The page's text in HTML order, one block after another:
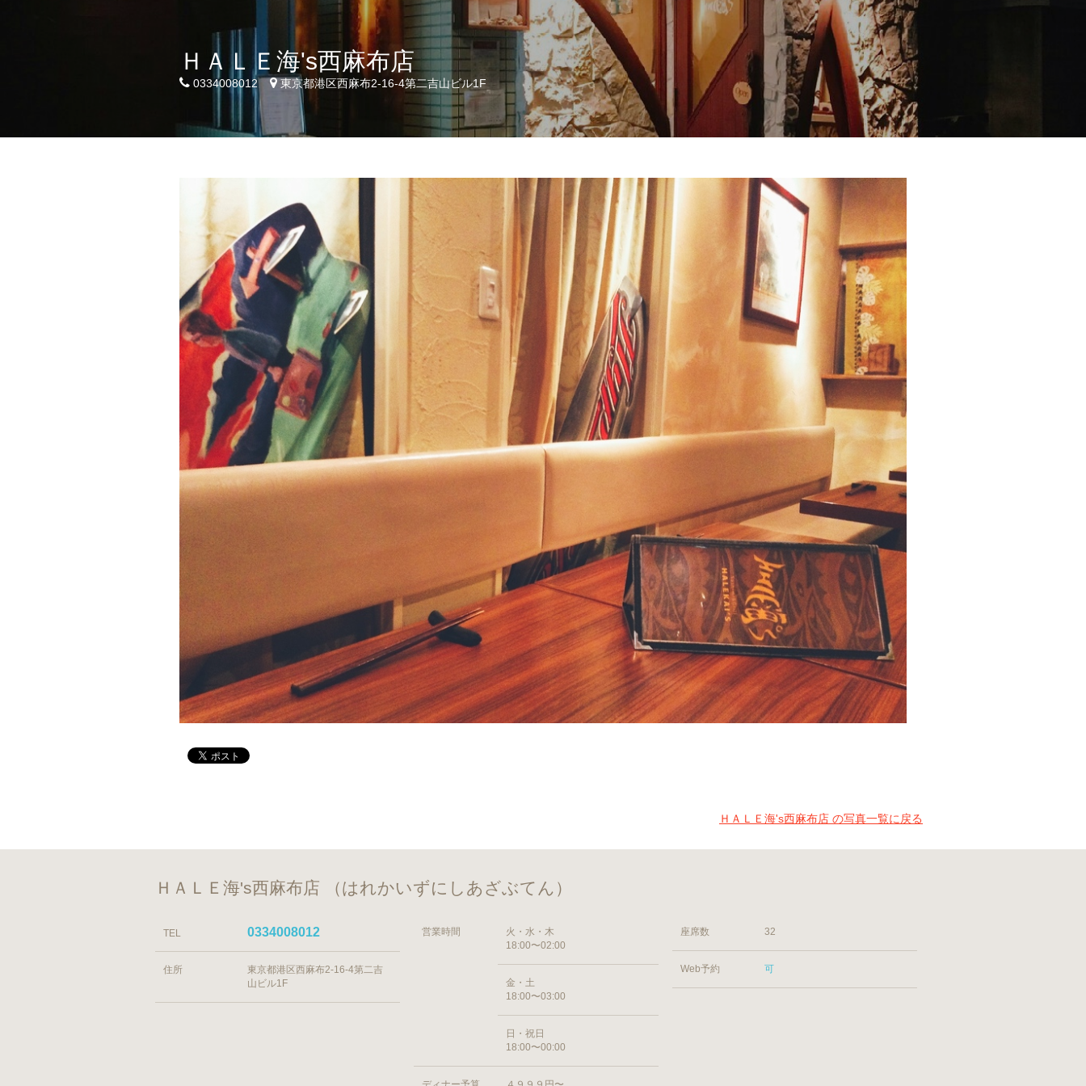
ＨＡＬＥ海's西麻布店
0334008012 東京都港区西麻布2-16-4第二吉山ビル1F
ＨＡＬＥ海's西麻布店 の写真一覧に戻る
ＨＡＬＥ海's西麻布店 （はれかいずにしあざぶてん）
TEL 0334008012
住所
東京都港区西麻布2-16-4第二吉
山ビル1F
営業時間
火・水・木
18:00〜02:00
金・土
18:00〜03:00
日・祝日
18:00〜00:00
座席数 32
Web予約 可